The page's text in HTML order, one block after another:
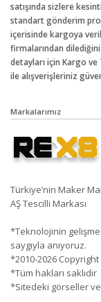
satışında sizlere
standart gönderim
içerisinde kargoya
firmalarından
detayları için Kargo
ile alışverişleriniz
Markalarımız
Türkiye’nin Maker
AŞ Tescilli Markası
*Teknolojinin
saygıyla anıyoruz.
*2010-2026
*Tüm hakları saklıdır
*Sitedeki görseller